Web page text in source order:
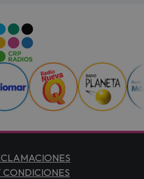
CONDICIONES